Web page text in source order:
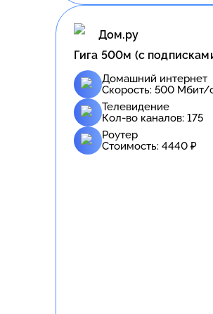
Дом.ру
Гига 500м (с
Домашний интернет
Скорость: 500 Мбит/
Телевидение
Кол-во каналов: 175
Роутер
Стоимость: 4440 ₽